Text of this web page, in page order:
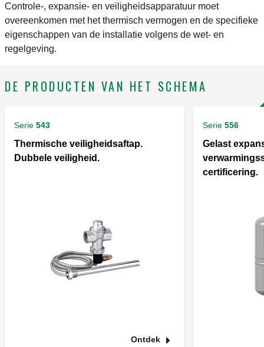
Controle-, expansie- en veiligheidsapparatuur moet
overeenkomen met het thermisch vermogen en de specifieke
eigenschappen van de installatie volgens de wet- en
regelgeving.
DE PRODUCTEN VAN HET SCHEMA
Serie 543
Thermische veiligheidsaftap.
Dubbele veiligheid.
Ontdek
Serie 556
Gelast
certificering.